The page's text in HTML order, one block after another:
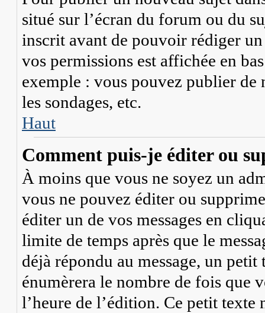
situé sur l’écran du forum ou du
inscrit avant de pouvoir rédiger
vos permissions est affichée en
exemple : vous pouvez publier de
les sondages, etc.
Haut
Comment puis-je éditer ou
À moins que vous ne soyez un
vous ne pouvez éditer ou
éditer un de vos messages en
limite de temps après que le
déjà répondu au message, un petit
énumèrera le nombre de fois que
l’heure de l’édition. Ce petit texte